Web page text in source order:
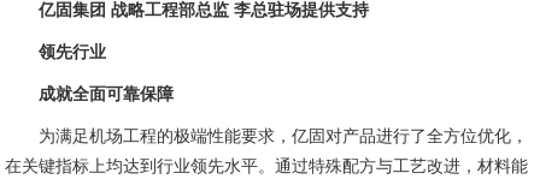
亿固集团 战略工程部总监 李总驻场提供支持
领先行业
成就全面可靠保障
为满足机场工程的极端性能要求，亿固对产品进行了全方位优化，
在关键指标上均达到行业领先水平。通过特殊配方与工艺改进，材料能